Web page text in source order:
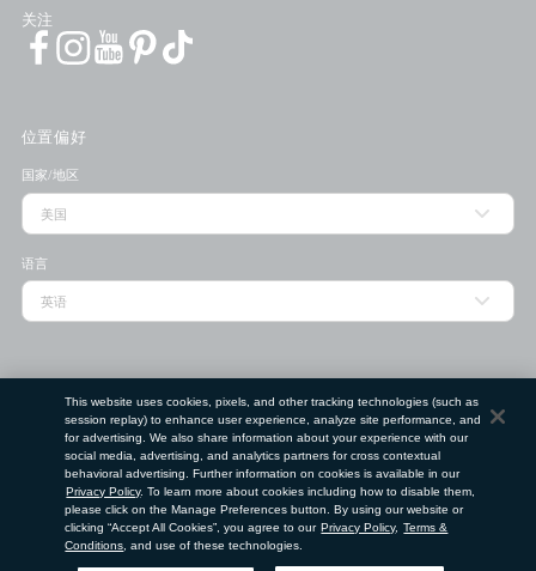
关注
位置偏好
国家/地区
语言
邮政编码
提交
Clé de Peau Beauté Co.,Ltd. 版权所有。
使用条款 隐私政策 请勿出售或分享我的个人信息
This website uses cookies, pixels, and other tracking technologies (such as
session replay) to enhance user experience, analyze site performance, and
for advertising. We also share information about your experience with our
social media, advertising, and analytics partners for cross contextual
behavioral advertising. Further information on cookies is available in our
Privacy Policy. To learn more about cookies including how to disable them,
please click on the Manage Preferences button. By using our website or
clicking “Accept All Cookies”, you agree to our Privacy Policy, Terms &
Conditions , and use of these technologies.